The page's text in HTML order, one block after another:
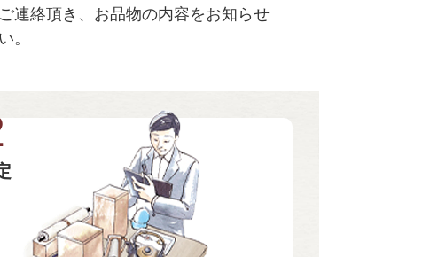
連絡頂き、お品物の内容をお知らせ
。